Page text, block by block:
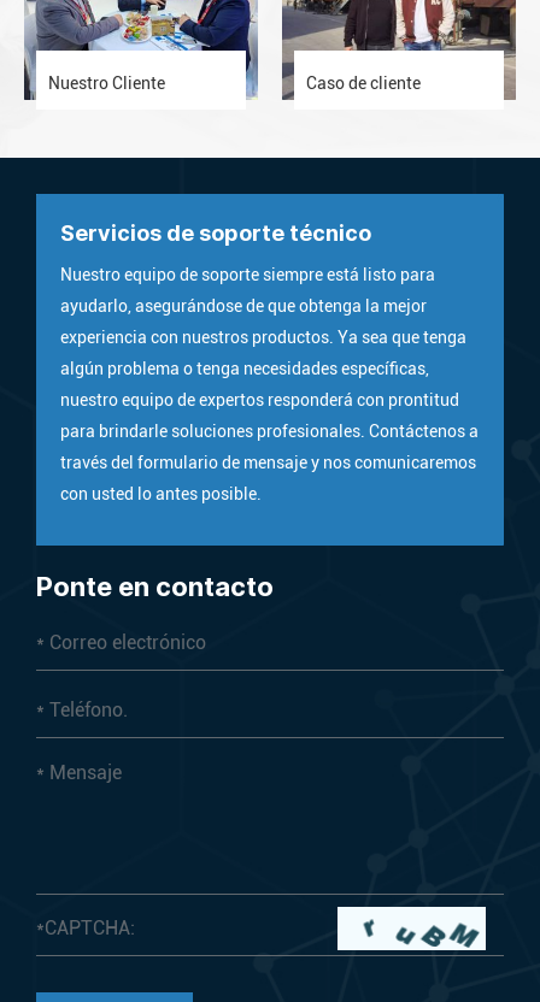
Nuestro Cliente Caso de cliente
Ponte en contacto
Servicios de soporte técnico
Nuestro equipo de soporte siempre está listo para
ayudarlo, asegurándose de que obtenga la mejor
experiencia con nuestros productos. Ya sea que tenga
algún problema o tenga necesidades específicas,
nuestro equipo de expertos responderá con prontitud
para brindarle soluciones profesionales. Contáctenos a
través del formulario de mensaje y nos comunicaremos
con usted lo antes posible.